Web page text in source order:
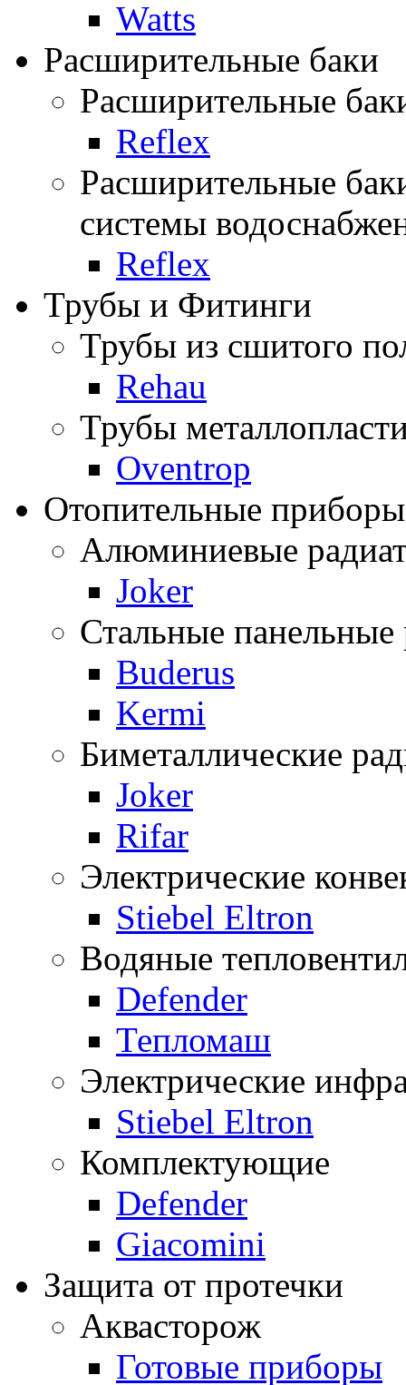
Watts
Расширительные баки
Расширительные
Reflex
Расширительные
системы
Reflex
Трубы и Фитинги
Трубы из сшитого
Rehau
Трубы
Oventrop
Отопительные приборы
Алюминиевые
Joker
Стальные панельные
Buderus
Kermi
Биметаллические
Joker
Rifar
Электрические
Stiebel Eltron
Водяные
Defender
Тепломаш
Электрические
Stiebel Eltron
Комплектующие
Defender
Giacomini
Защита от протечки
Аквасторож
Готовые приборы